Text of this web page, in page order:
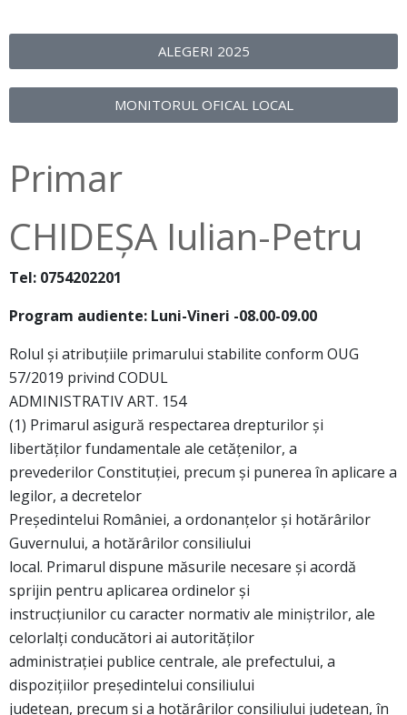
ALEGERI 2025
MONITORUL OFICAL LOCAL
Primar
CHIDEȘA Iulian-Petru
Tel: 0754202201
Program audiente: Luni-Vineri -08.00-09.00
Rolul şi atribuţiile primarului stabilite conform OUG
57/2019 privind CODUL
ADMINISTRATIV ART. 154
(1) Primarul asigură respectarea drepturilor şi
libertăţilor fundamentale ale cetăţenilor, a
prevederilor Constituţiei, precum şi punerea în aplicare a
legilor, a decretelor
Preşedintelui României, a ordonanţelor şi hotărârilor
Guvernului, a hotărârilor consiliului
local. Primarul dispune măsurile necesare şi acordă
sprijin pentru aplicarea ordinelor şi
instrucţiunilor cu caracter normativ ale miniştrilor, ale
celorlalţi conducători ai autorităţilor
administraţiei publice centrale, ale prefectului, a
dispoziţiilor preşedintelui consiliului
judeţean, precum şi a hotărârilor consiliului judeţean, în